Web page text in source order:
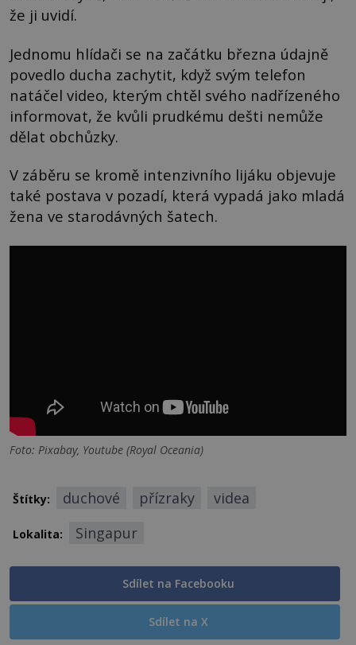
že ji uvidí.
Jednomu hlídači se na začátku března údajně
povedlo ducha zachytit, když svým telefon
natáčel video, kterým chtěl svého nadřízeného
informovat, že kvůli prudkému dešti nemůže
dělat obchůzky.
V záběru se kromě intenzivního lijáku objevuje
také postava v pozadí, která vypadá jako mladá
žena ve starodávných šatech.
Foto: Pixabay, Youtube (Royal Oceania)
Štítky: duchové přízraky videa
Lokalita: Singapur
Sdílet na Facebooku
Sdílet na X